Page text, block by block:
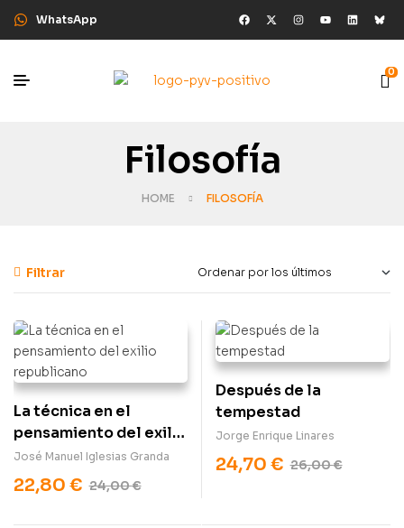
WhatsApp
0
Filosofía
HOME FILOSOFÍA
Filtrar
La técnica en el
pensamiento del exilio
republicano
José Manuel Iglesias Granda
24,00€
22,80 €
Después de la
tempestad
Jorge Enrique Linares
26,00€
24,70 €